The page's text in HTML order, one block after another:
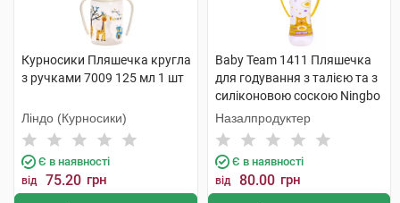
Курносики Пляшечка кругла
з ручками 7009 125 мл 1 шт
Ліндо (Курносики)
Є в наявності
від 75.20 грн
Baby Team 1411 Пляшечка
для годування з талією та з
силіконовою соскою Ningbo
Raffini 250 мл 1 шт
Назалпродуктер
Є в наявності
від 80.00 грн